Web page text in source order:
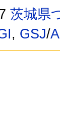
茨城県
, GSJ/